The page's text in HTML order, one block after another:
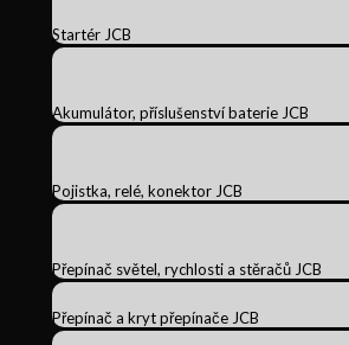
Startér JCB
Akumulátor, příslušenství baterie JCB
Pojistka, relé, konektor JCB
Přepínač světel, rychlosti a stěračů JCB
Přepínač a kryt přepínače JCB